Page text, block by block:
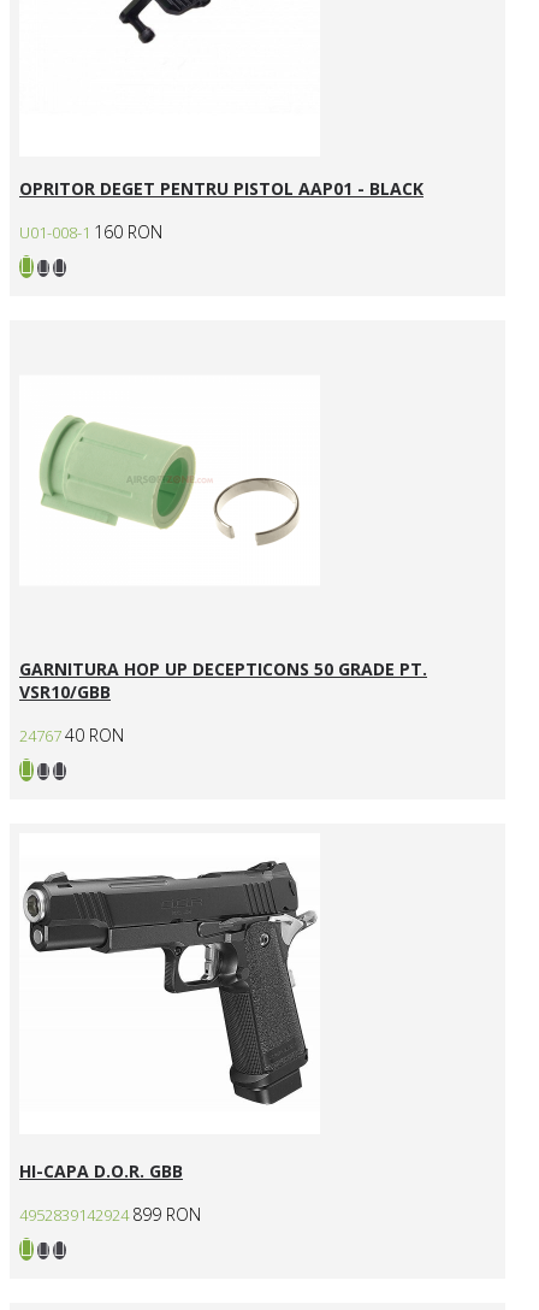
OPRITOR DEGET PENTRU PISTOL AAP01 - BLACK
U01-008-1 160 RON
GARNITURA HOP UP DECEPTICONS 50 GRADE PT.
VSR10/GBB
2476740 RON
HI-CAPA D.O.R. GBB
4952839142924 899 RON